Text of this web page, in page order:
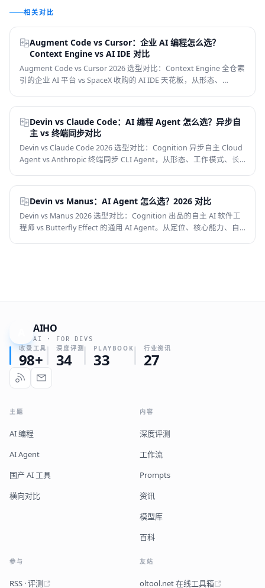
相关对比
Augment Code vs Cursor：企业 AI 编程怎么选？
Context Engine vs AI IDE 对比
Augment Code vs Cursor 2026 选型对比：Context Engine 全仓索
引的企业 AI 平台 vs SpaceX 收购的 AI IDE 天花板，从形态、
度判断，帮你选对企业 AI 编程工具。
Devin vs Claude Code：AI 编程 Agent 怎么选？异步自
主 vs 终端同步对比
Devin vs Claude Code 2026 选型对比：Cognition 异步自主 Cloud
Agent vs Anthropic 终端同步 CLI Agent，从形态、工作模式、长
选对 AI 编程 Agent。
Devin vs Manus：AI Agent 怎么选？2026 对比
Devin vs Manus 2026 选型对比：Cognition 出品的自主 AI 软件工
程师 vs Butterfly Effect 的通用 AI Agent。从定位、核心能力、自
AIHO
AI · FOR DEVS
收录工具
98+
深度评测
34
PLAYBOOK
33
行业资讯
27
主题
AI 编程
AI Agent
国产 AI 工具
横向对比
内容
深度评测
工作流
Prompts
资讯
模型库
百科
参与
RSS · 评测
友站
oltool.net 在线工具箱